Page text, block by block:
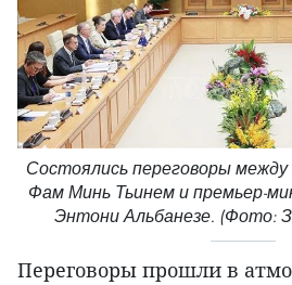
Состоялись переговоры
Фам Минь Тьинем и премьер-
Энтони Альбанезе. (Фото:
Переговоры прошли в